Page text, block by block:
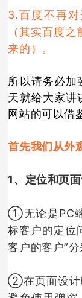
3.百度不再
（其实百度
来的）。
所以请务必加
天就给大家讲
网站的可以借
首先我们从外
1、定位和页
①无论是PC
标客户的定位
客户的客户”分
②在页面设